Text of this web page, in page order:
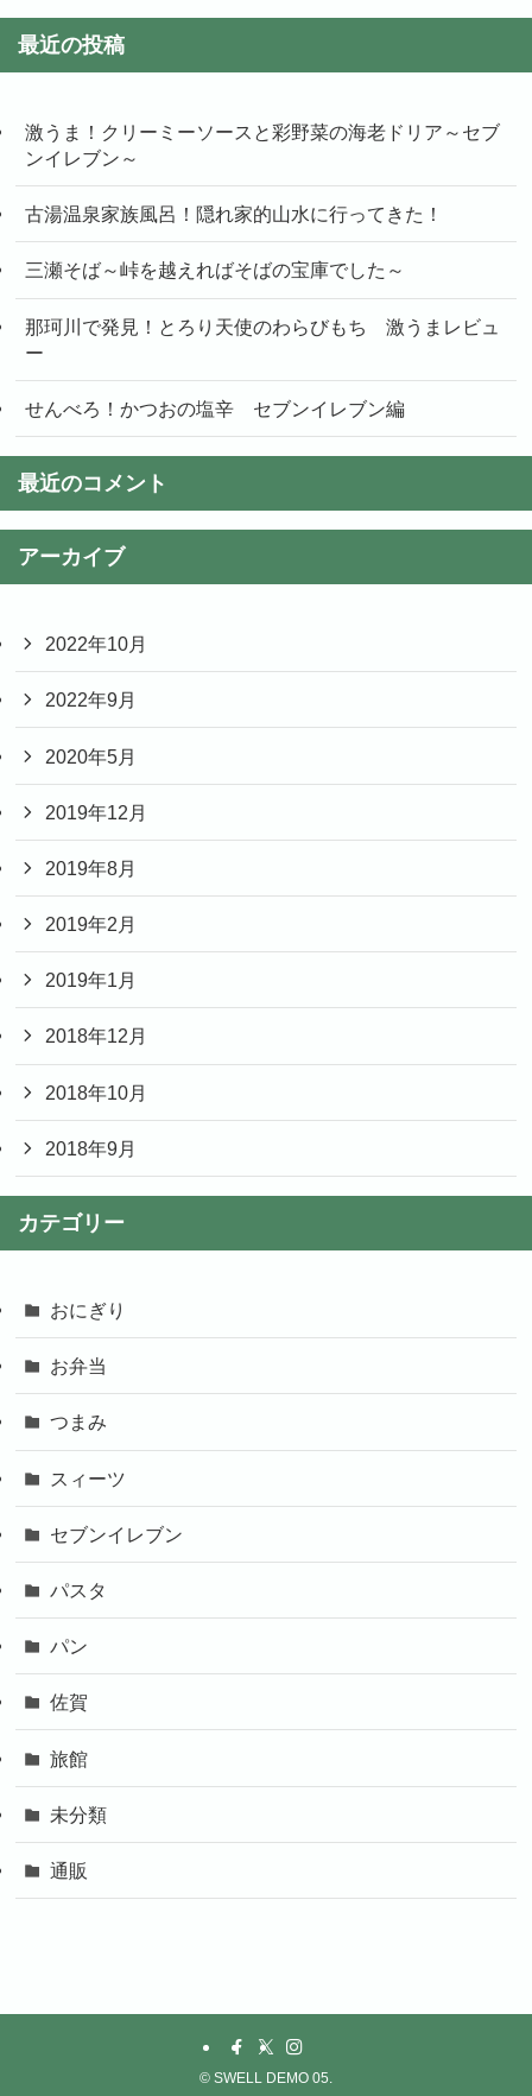
最近の投稿
激うま！クリーミーソースと彩野菜の海老ドリア～セブ
ンイレブン～
古湯温泉家族風呂！隠れ家的山水に行ってきた！
三瀬そば～峠を越えればそばの宝庫でした～
那珂川で発見！とろり天使のわらびもち 激うまレビュ
ー
せんべろ！かつおの塩辛 セブンイレブン編
最近のコメント
アーカイブ
2022年10月
2022年9月
2020年5月
2019年12月
2019年8月
2019年2月
2019年1月
2018年12月
2018年10月
2018年9月
カテゴリー
おにぎり
お弁当
つまみ
スィーツ
セブンイレブン
パスタ
パン
佐賀
旅館
未分類
通販
© SWELL DEMO 05.